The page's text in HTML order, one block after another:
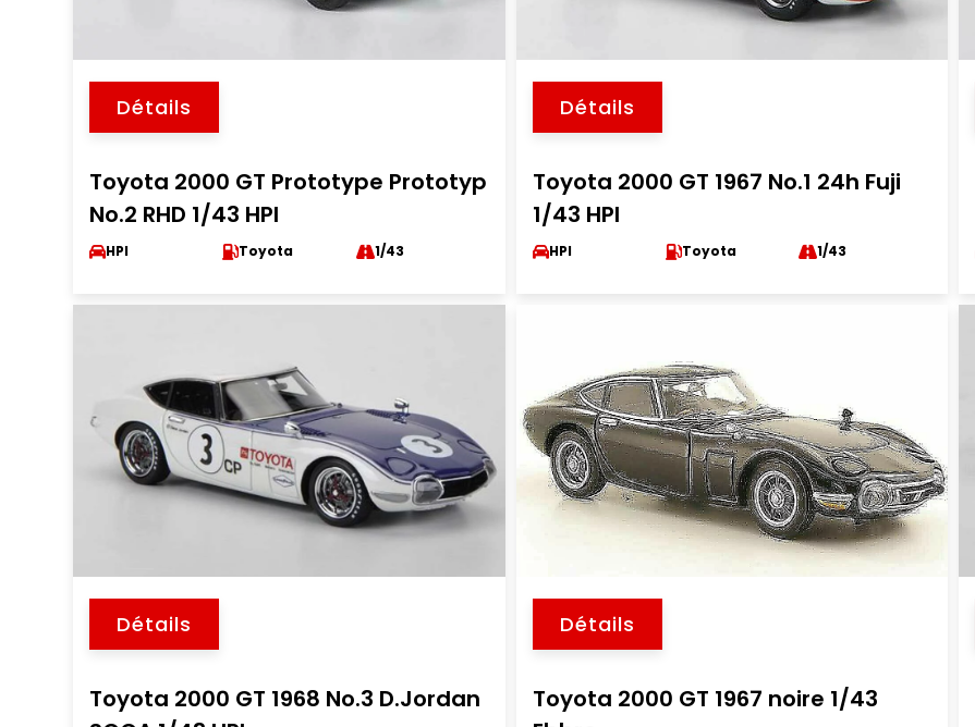
Détails
Toyota 2000 GT Prototype Prototyp
No.2 RHD 1/43 HPI
HPI Toyota 1/43
Détails
Toyota 2000 GT 1967 No.1 24h Fuji
1/43 HPI
HPI Toyota 1/43
Détails
Toyota 2000 GT 1968 No.3 D.Jordan
Détails
Toyota 2000 GT 1967 noire 1/43